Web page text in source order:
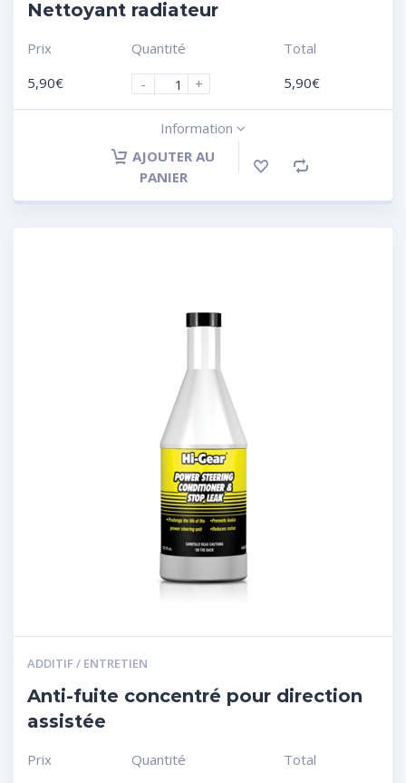
Nettoyant radiateur
Prix
5,90€
Quantité
-
+
Total
5,90€
Information
AJOUTER AU
PANIER
ADDITIF / ENTRETIEN
Anti-fuite concentré pour direction
assistée
Prix
Quantité
Total